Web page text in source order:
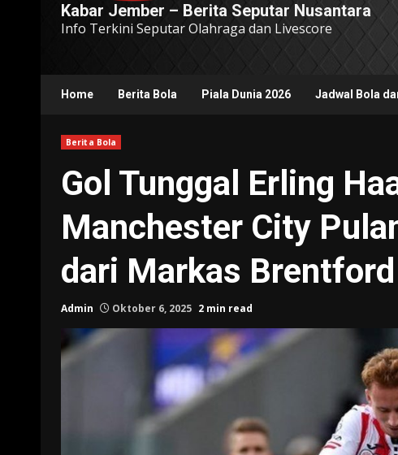
Kabar Jember – Berita Seputar Nusantara
Info Terkini Seputar Olahraga dan Livescore
Home Berita Bola Piala Dunia 2026 Jadwal Bola
Berita Bola
Gol Tunggal Erling
Manchester City
dari Markas Brentford
Admin Oktober 6, 2025 2 min read